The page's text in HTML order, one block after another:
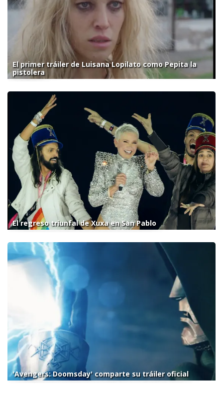
El primer tráiler de Luisana Lopilato como Pepita la
pistolera
El regreso triunfal de Xuxa en San Pablo
'Avengers: Doomsday' comparte su tráiler oficial